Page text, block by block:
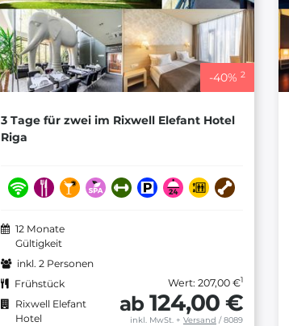
-40% 2
3 Tage für zwei im Rixwell Elefant Hotel
Riga
12 Monate
Gültigkeit
inkl. 2 Personen
Frühstück
Rixwell Elefant
Hotel
Wert: 207,00 €1
ab 124,00 €
inkl. MwSt. + Versand / 8089